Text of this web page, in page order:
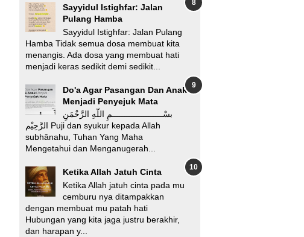
Sayyidul Istighfar: Jalan
Pulang Hamba
Sayyidul Istighfar: Jalan Pulang
Hamba Tidak semua dosa membuat kita
menangis. Ada dosa yang membuat hati
menjadi keras sedikit demi sedikit...
Do'a Agar Pasangan Dan Anak
Menjadi Penyejuk Mata
بسْـــــــــــــــــــــمِ اللّهِ الرَّحْمَنِ
الرَّحِيْم Puji dan syukur kepada Allah
subhânahu, Tuhan Yang Maha
Mengetahui dan Menganugerah...
Ketika Allah Jatuh Cinta
Ketika Allah jatuh cinta pada mu
cemburu nya ditampakkan
dengan membuat mu patah hati
Hubungan yang kita jaga justru berakhir,
dan harapan y...